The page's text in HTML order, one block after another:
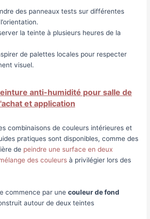
des panneaux tests sur différentes
la teinte à plusieurs heures de la
de palettes locales pour respecter
visuel.
anti-humidité pour salle de
et application
combinaisons de couleurs intérieures et
pratiques sont disponibles, comme des
de peindre une surface en deux
des couleurs à privilégier lors des
commence par unecouleur de fond
autour de deux teintes